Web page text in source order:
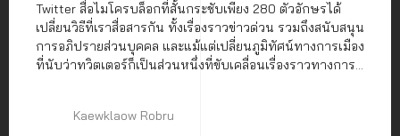
Twitter สื่อไมโครบล็อกที่สั้นกระชับเพียง 280 ตัวอักษรได้
เปลี่ยนวิธีที่เราสื่อสารกัน ทั้งเรื่องราวข่าวด่วน รวมถึงสนับสนุน
การอภิปรายส่วนบุคคล และแม้แต่เปลี่ยนภูมิทัศน์ทางการเมือง
ที่นับว่าทวิตเตอร์ก็เป็นส่วนหนึ่งที่ขับเคลื่อนเรื่องราวทางการ
Kaewklaow Robru